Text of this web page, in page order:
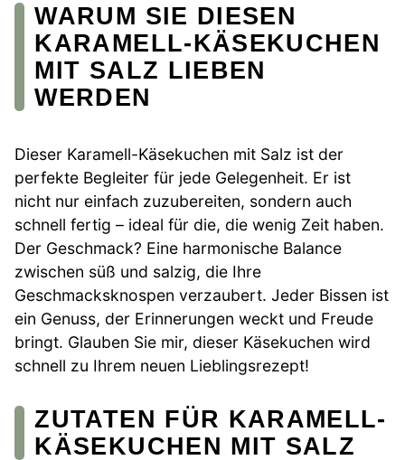
WARUM SIE DIESEN
KARAMELL-KÄSEKUCHEN
MIT SALZ LIEBEN
WERDEN
Dieser Karamell-Käsekuchen mit Salz ist der
perfekte Begleiter für jede Gelegenheit. Er ist
nicht nur einfach zuzubereiten, sondern auch
schnell fertig – ideal für die, die wenig Zeit haben.
Der Geschmack? Eine harmonische Balance
zwischen süß und salzig, die Ihre
Geschmacksknospen verzaubert. Jeder Bissen ist
ein Genuss, der Erinnerungen weckt und Freude
bringt. Glauben Sie mir, dieser Käsekuchen wird
schnell zu Ihrem neuen Lieblingsrezept!
ZUTATEN FÜR KARAMELL-
KÄSEKUCHEN MIT SALZ